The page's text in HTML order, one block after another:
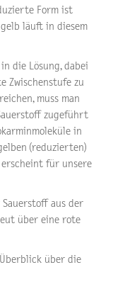
Form ist
läuft in diesem
die Lösung, dabei
Zwischenstufe zu
muss man
zugeführt
in
(reduzierten)
für unsere
Sauerstoff aus der
über eine rote
über die